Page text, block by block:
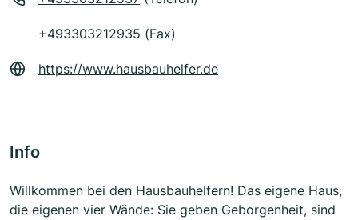
+493303212935 (Fax)
https://www.hausbauhelfer.de
Info
Willkommen bei den Hausbauhelfern! Das eigene Haus,
die eigenen vier Wände: Sie geben Geborgenheit, sind